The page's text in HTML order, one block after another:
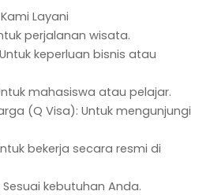
Layani
perjalanan wisata.
keperluan bisnis atau
mahasiswa atau pelajar.
(Q Visa): Untuk mengunjungi
bekerja secara resmi di
kebutuhan Anda.